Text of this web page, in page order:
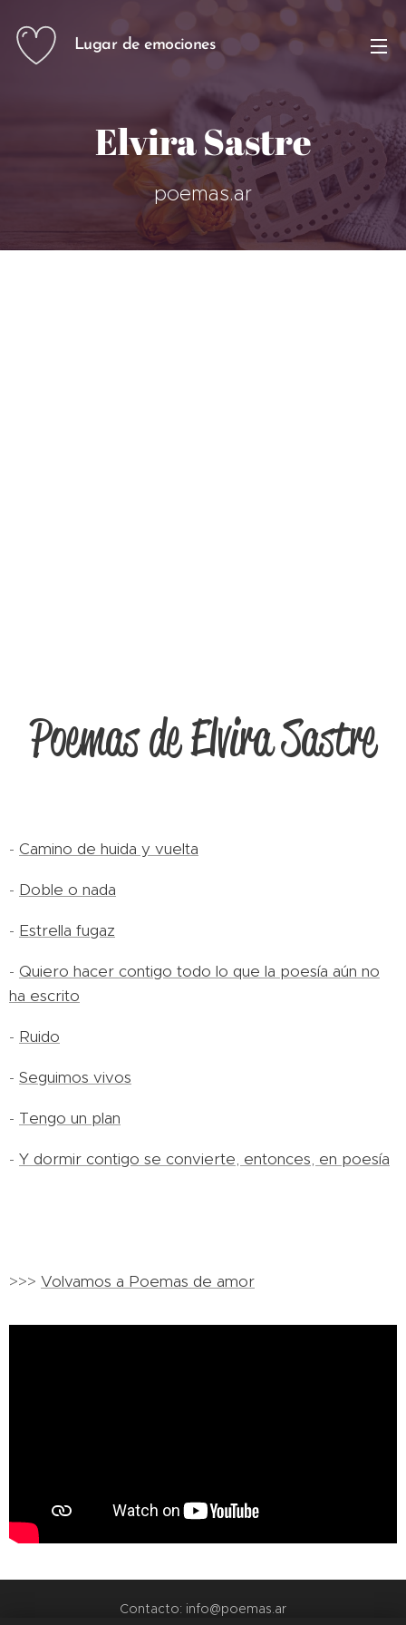
Lugar de emociones
Elvira Sastre
poemas.ar
Poemas de Elvira Sastre
- Camino de huida y vuelta
- Doble o nada
- Estrella fugaz
- Quiero hacer contigo todo lo que la poesía aún no
ha escrito
- Ruido
- Seguimos vivos
- Tengo un plan
- Y dormir contigo se convierte, entonces, en poesía
>>> Volvamos a Poemas de amor
Contacto: info@poemas.ar